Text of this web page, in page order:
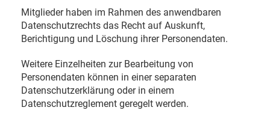
Mitglieder haben im Rahmen des anwendbaren
Datenschutzrechts das Recht auf Auskunft,
Berichtigung und Löschung ihrer Personendaten.
Weitere Einzelheiten zur Bearbeitung von
Personendaten können in einer separaten
Datenschutzerklärung oder in einem
Datenschutzreglement geregelt werden.